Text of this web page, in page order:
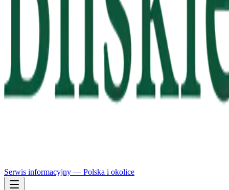
Serwis informacyjny — Polska i okolice